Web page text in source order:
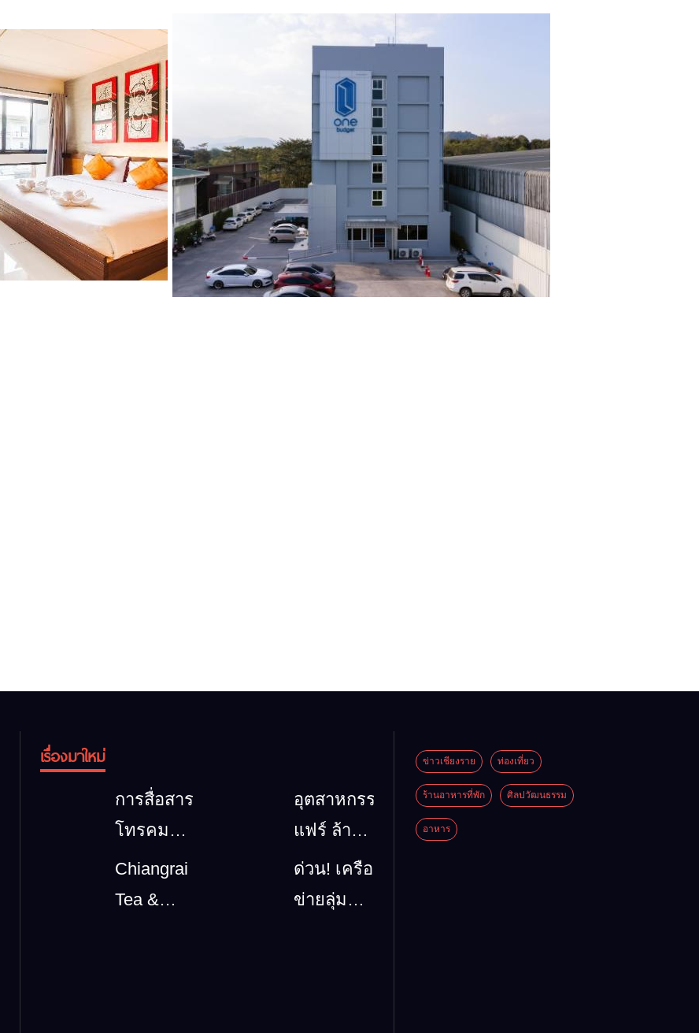
เรื่องมาใหม่
การสื่อสาร
โทรคมนาคม
กรณีภัย
พิบัติ
อุตสาหกรรม
แฟร์ ล้าน
นาตะวัน
ออก 2026”
Chiangrai
Tea &
ด่วน! เครือ
ข่ายลุ่มน้ำ
ข่าวเชียงราย ท่องเที่ยว
ร้านอาหารที่พัก ศิลปวัฒนธรรม
อาหาร